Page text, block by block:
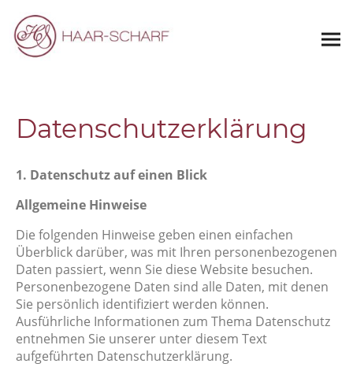
Datenschutzerklärung
1. Datenschutz auf einen Blick
Allgemeine Hinweise
Die folgenden Hinweise geben einen einfachen
Überblick darüber, was mit Ihren personenbezogenen
Daten passiert, wenn Sie diese Website besuchen.
Personenbezogene Daten sind alle Daten, mit denen
Sie persönlich identifiziert werden können.
Ausführliche Informationen zum Thema Datenschutz
entnehmen Sie unserer unter diesem Text
aufgeführten Datenschutzerklärung.